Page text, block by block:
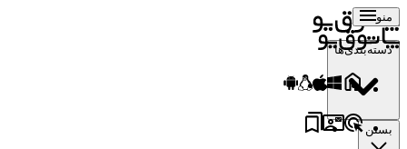
منو
دسته‌بندی‌ها
بستن